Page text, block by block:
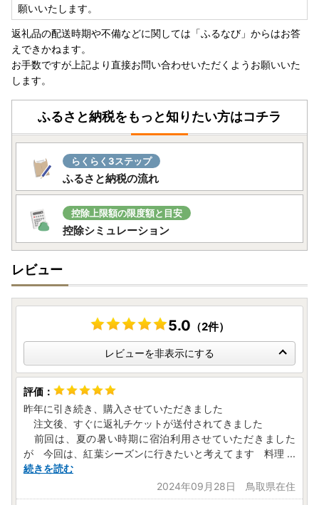
願いいたします。
返礼品の配送時期や不備などに関しては「ふるなび」からはお答
えできかねます。
お手数ですが上記より直接お問い合わせいただくようお願いいた
します。
ふるさと納税をもっと知りたい方はコチラ
らくらく3ステップ
ふるさと納税の流れ
控除上限額の限度額と目安
控除シミュレーション
レビュー
5.0 （2件）
レビューを非表示にする
昨年に引き続き、購入させていただきました
注文後、すぐに返礼チケットが送付されてきました
前回は、夏の暑い時期に宿泊利用させていただきました
が 今回は、紅葉シーズンに行きたいと考えてます 料理 ...
続きを読む
2024年09月28日 鳥取県在住